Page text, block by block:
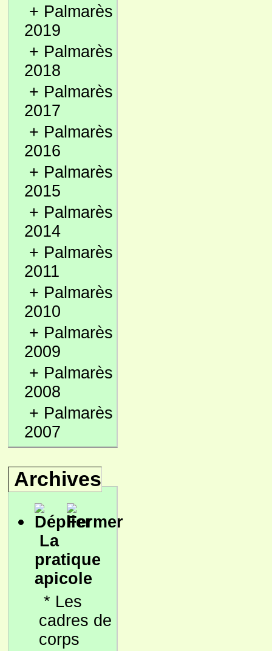
+ Palmarès
2019
+ Palmarès
2018
+ Palmarès
2017
+ Palmarès
2016
+ Palmarès
2015
+ Palmarès
2014
+ Palmarès
2011
+ Palmarès
2010
+ Palmarès
2009
+ Palmarès
2008
+ Palmarès
2007
Archives
La
pratique
apicole
* Les
cadres de
corps